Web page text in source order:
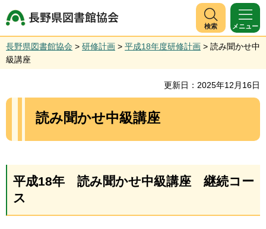
長野県図書館協会
検索 メニュー
長野県図書館協会 > 研修計画 > 平成18年度研修計画 > 読み聞かせ中
級講座
更新日：2025年12月16日
読み聞かせ中級講座
平成18年 読み聞かせ中級講座 継続コー
ス